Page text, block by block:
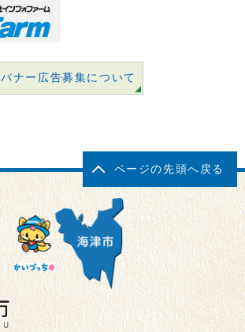
バナー広告募集について
ページの先頭へ戻る